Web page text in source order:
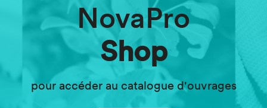
NovaPro
Shop
pour accéder au catalogue d'ouvrages